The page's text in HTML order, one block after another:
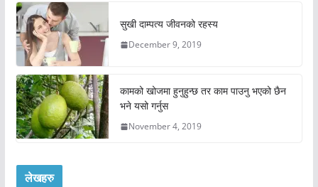
सुखी दाम्पत्य जीवनको रहस्य
December 9, 2019
कामको खोजमा हुनुहुन्छ तर काम पाउनु भएको छैन
भने यसो गर्नुस
November 4, 2019
लेखहरु